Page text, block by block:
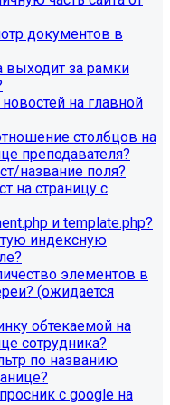
школы
документов в
выходит за рамки
на главной
столбцов на
преподавателя?
название поля?
на страницу с
и template.php?
индексную
элементов в
(ожидается
обтекаемой на
сотрудника?
по названию
с google на